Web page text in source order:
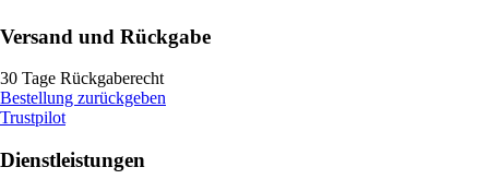
Versand und Rückgabe
30 Tage Rückgaberecht
Bestellung zurückgeben
Trustpilot
Dienstleistungen